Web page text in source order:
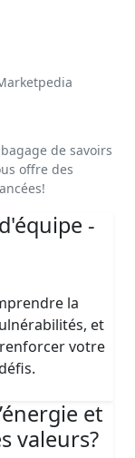
de savoirs
offre des
-
la
et
votre
et
valeurs?